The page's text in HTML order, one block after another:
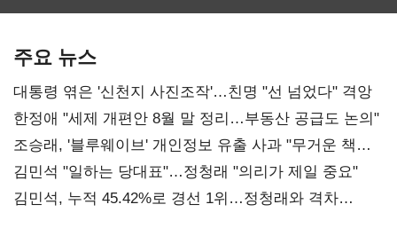
주요 뉴스
대통령 엮은 '신천지 사진조작'…친명 "선 넘었다" 격앙
한정애 "세제 개편안 8월 말 정리…부동산 공급도 논의"
조승래, '블루웨이브' 개인정보 유출 사과 "무거운 책임
통감"
김민석 "일하는 당대표"…정청래 "의리가 제일 중요"
김민석, 누적 45.42%로 경선 1위…정청래와 격차